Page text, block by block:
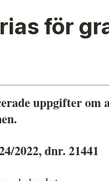
systemet
fattar de avgörande
– grunden i det
för
uppgifter om
2022, dnr. 21441